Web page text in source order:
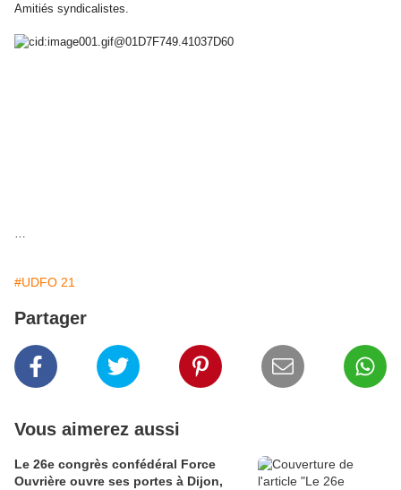
Amitiés syndicalistes.
…
#UDFO 21
Partager
Vous aimerez aussi
Le 26e congrès confédéral Force
Ouvrière ouvre ses portes à Dijon,